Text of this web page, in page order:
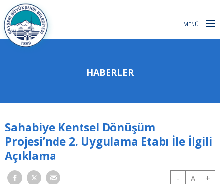
MENÜ
HABERLER
Sahabiye Kentsel Dönüşüm
Projesi’nde 2. Uygulama Etabı İle İlgili
Açıklama
- A +